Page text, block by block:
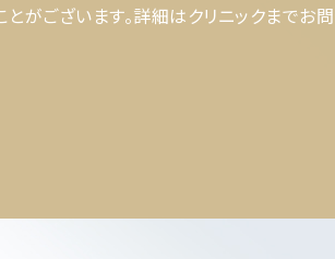
がございます。詳細はクリニックまでお問